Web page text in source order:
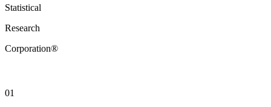
Statistical
Research
Corporation®
01